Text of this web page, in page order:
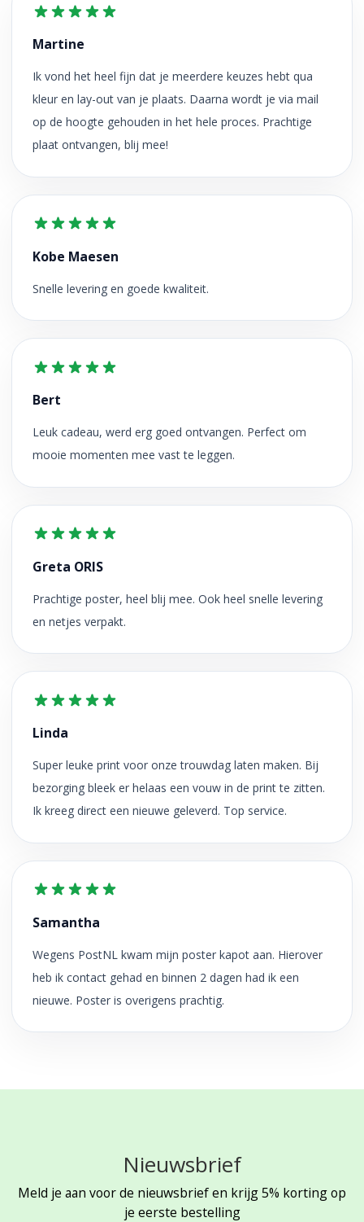
Martine
Ik vond het heel fijn dat je meerdere keuzes hebt qua
kleur en lay-out van je plaats. Daarna wordt je via mail
op de hoogte gehouden in het hele proces. Prachtige
plaat ontvangen, blij mee!
Kobe Maesen
Snelle levering en goede kwaliteit.
Bert
Leuk cadeau, werd erg goed ontvangen. Perfect om
mooie momenten mee vast te leggen.
Greta ORIS
Prachtige poster, heel blij mee. Ook heel snelle levering
en netjes verpakt.
Linda
Super leuke print voor onze trouwdag laten maken. Bij
bezorging bleek er helaas een vouw in de print te zitten.
Ik kreeg direct een nieuwe geleverd. Top service.
Samantha
Wegens PostNL kwam mijn poster kapot aan. Hierover
heb ik contact gehad en binnen 2 dagen had ik een
nieuwe. Poster is overigens prachtig.
Nieuwsbrief
Meld je aan voor de nieuwsbrief en krijg 5% korting op
je eerste bestelling